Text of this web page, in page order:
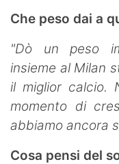
Che peso dai a
"Dò un peso
insieme al Milan
il miglior calcio.
momento di
abbiamo ancora
Cosa pensi del